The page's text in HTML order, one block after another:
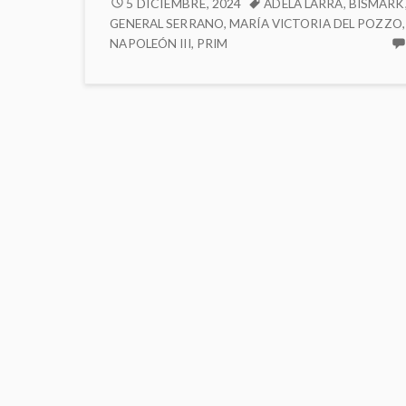
y
DE
SABOYA
5 DICIEMBRE, 2024 ADELA LARRA, BISMARK,
GENERAL SERRANO,MARÍA VICTORIA DEL POZZO,
NAPOLEÓN III, PRIM